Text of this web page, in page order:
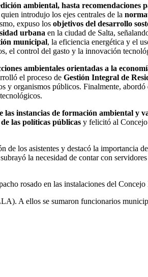
ambiental, hasta recomendaciones
introdujo los ejes centrales de la
expuso los objetivos del desarrollo
urbana en la ciudad de Salta,
municipal, la eficiencia energética y el
el control del gasto y la innovación
ambientales orientadas a la
el proceso de Gestión Integral de
y organismos públicos. Finalmente, abordó
las instancias de formación ambiental y
las políticas públicas y felicitó al
los asistentes y destacó la importancia
la necesidad de contar con
rosado en las instalaciones del Concejo
A ellos se sumaron funcionarios